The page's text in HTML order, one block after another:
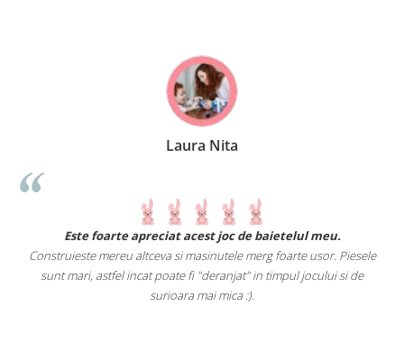
Laura Nita
Este foarte apreciat acest joc de baietelul meu.
Construieste mereu altceva si masinutele merg foarte usor. Piesele
sunt mari, astfel incat poate fi "deranjat" in timpul jocului si de
surioara mai mica :).